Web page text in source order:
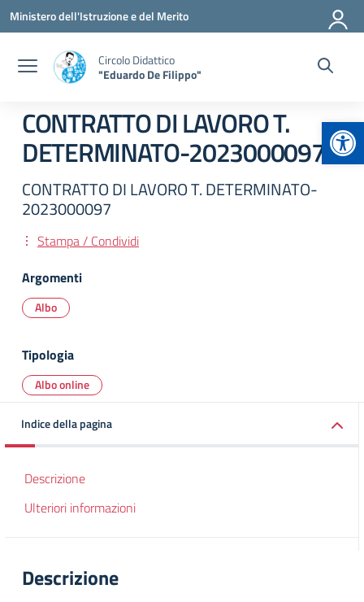
Vai ai contenuti
Vai al menu di navigazione
Vai al footer
Ministero dell'Istruzione e del Merito
Circolo Didattico
"Eduardo De Filippo"
CONTRATTO DI LAVORO T.
DETERMINATO-2023000097
CONTRATTO DI LAVORO T. DETERMINATO-
2023000097
Stampa / Condividi
Argomenti
Albo
Tipologia
Albo online
Indice della pagina
Descrizione
Ulteriori informazioni
Descrizione